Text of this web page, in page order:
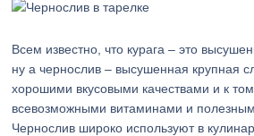
Всем известно, что курага – это
ну а чернослив – высушенная крупная
хорошими вкусовыми качествами и к
всевозможными витаминами и
Чернослив широко используют в